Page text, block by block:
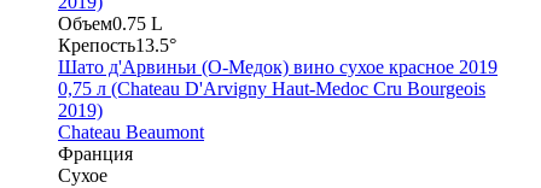
Объем0.75 L
Крепость13.5°
Шато д'Арвиньи (О-Медок) вино сухое красное 2019
0,75 л (Chateau D'Arvigny Haut-Medoc Cru Bourgeois
2019)
Chateau Beaumont
Франция
Сухое